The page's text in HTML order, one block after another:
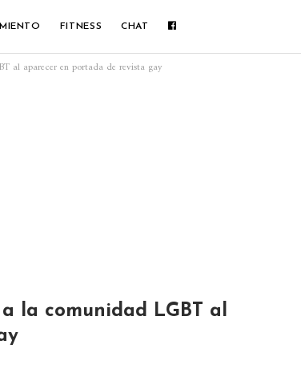
FITNESS CHAT
al aparecer en portada de revista gay
la comunidad LGBT al